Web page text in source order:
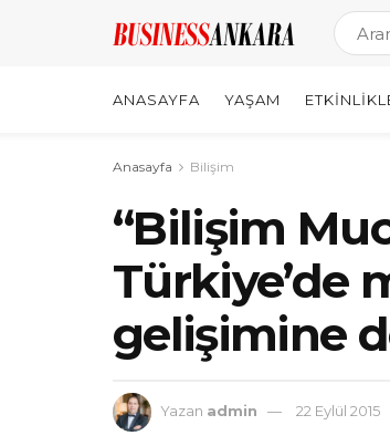
ANASAYFA YAŞAM
Anasayfa Bilişim
“Bilişim
Türkiye’de
gelişimine
Yazan admin 22 Eylül 2015